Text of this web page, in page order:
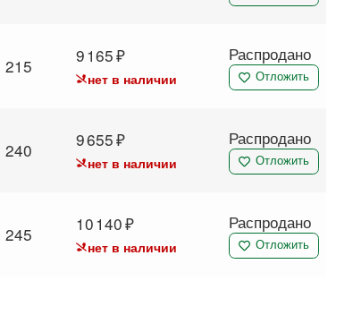
215 9 165
нет в наличии
Распродано
Отложить
240 9 655
нет в наличии
Распродано
Отложить
245 10 140
нет в наличии
Распродано
Отложить